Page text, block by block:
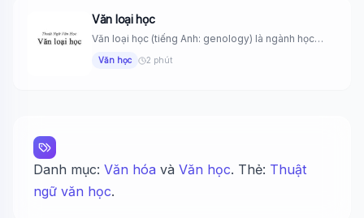
Văn loại học
Văn loại học (tiếng Anh: genology) là ngành học
Văn học 2 phút
Danh mục: Văn hóa và Văn học. Thẻ: Thuật
ngữ văn học.